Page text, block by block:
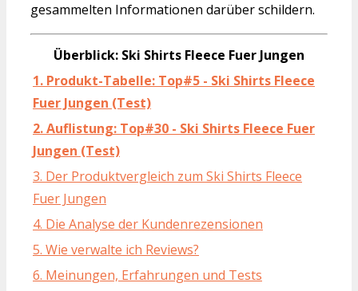
gesammelten Informationen darüber schildern.
Überblick: Ski Shirts Fleece Fuer Jungen
1. Produkt-Tabelle: Top#5 - Ski Shirts Fleece
Fuer Jungen (Test)
2. Auflistung: Top#30 - Ski Shirts Fleece Fuer
Jungen (Test)
3. Der Produktvergleich zum Ski Shirts Fleece
Fuer Jungen
4. Die Analyse der Kundenrezensionen
5. Wie verwalte ich Reviews?
6. Meinungen, Erfahrungen und Tests